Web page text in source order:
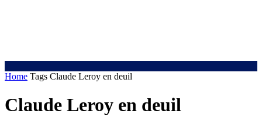
Home Tags Claude Leroy en deuil
Claude Leroy en deuil